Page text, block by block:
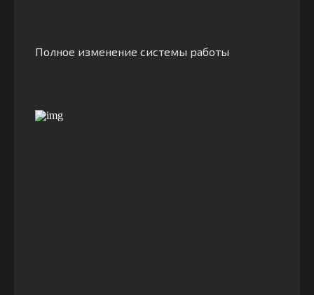
Полное изменение системы работы